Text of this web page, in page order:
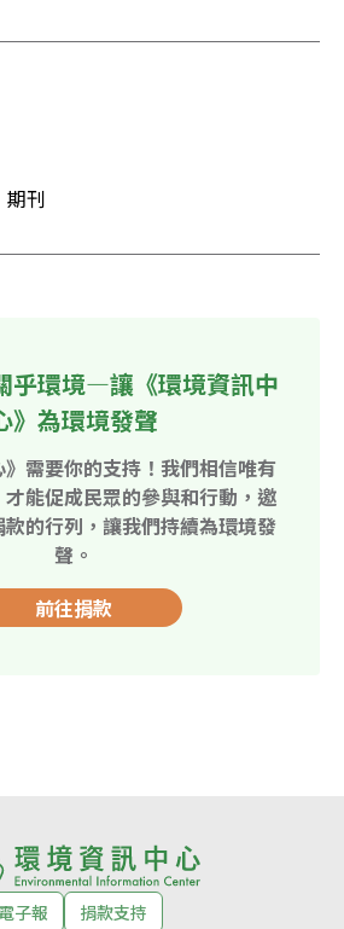
期刊
乎環境—讓《環境資訊中
》為環境發聲
》需要你的支持！我們相信唯有
能促成民眾的參與和行動，邀
的行列，讓我們持續為環境發
聲。
前往捐款
子報 捐款支持